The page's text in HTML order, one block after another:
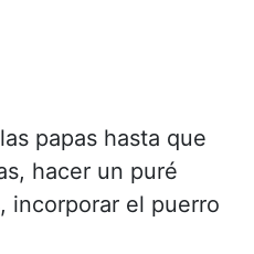
papas hasta que
hacer un puré
incorporar el puerro